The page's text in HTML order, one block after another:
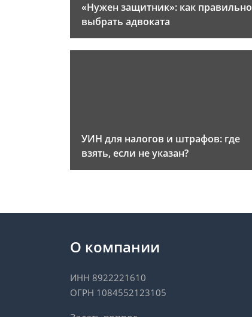
«Нужен защитник»: как правильно
выбрать адвоката
УИН для налогов и штрафов: где
взять, если не указан?
О компании
ИНН 8922221610
ОГРН 1084552123105